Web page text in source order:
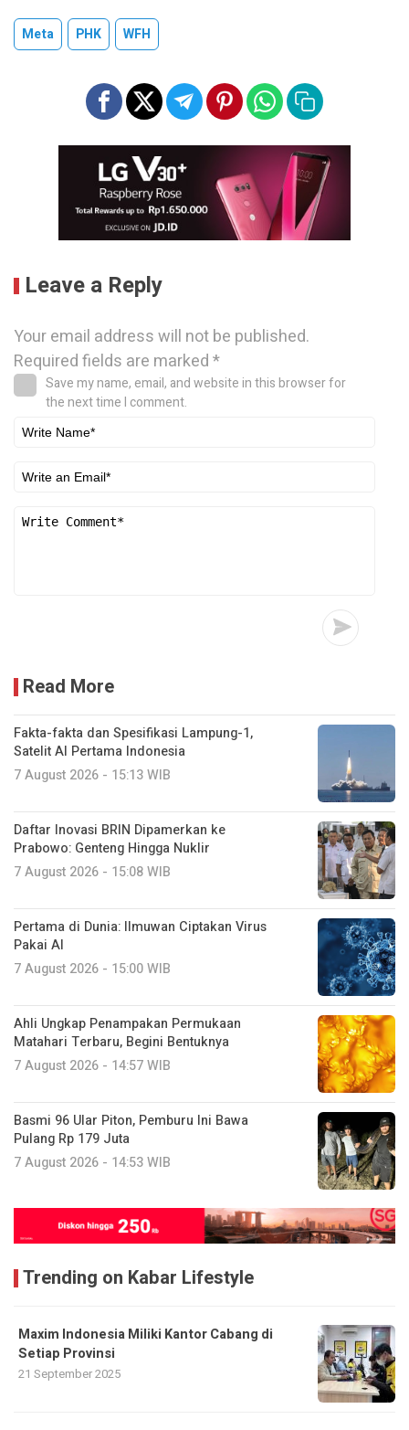
Meta PHK WFH
Leave a Reply
Your email address will not be published.
Required fields are marked*
Save my name, email, and website in this browser for
the next time I comment.
Read More
Fakta-fakta dan Spesifikasi Lampung-1,
Satelit AI Pertama Indonesia
7 August 2026 - 15:13 WIB
Daftar Inovasi BRIN Dipamerkan ke
Prabowo: Genteng Hingga Nuklir
7 August 2026 - 15:08 WIB
Pertama di Dunia: Ilmuwan Ciptakan Virus
Pakai AI
7 August 2026 - 15:00 WIB
Ahli Ungkap Penampakan Permukaan
Matahari Terbaru, Begini Bentuknya
7 August 2026 - 14:57 WIB
Basmi 96 Ular Piton, Pemburu Ini Bawa
Pulang Rp 179 Juta
7 August 2026 - 14:53 WIB
Trending on Kabar Lifestyle
Maxim Indonesia Miliki Kantor Cabang di
Setiap Provinsi
21 September 2025